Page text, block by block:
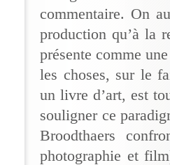
commentaire. On
production qu’à la
présente comme
les choses, sur le
un livre d’art, est
souligner ce
Broodthaers
photographie et